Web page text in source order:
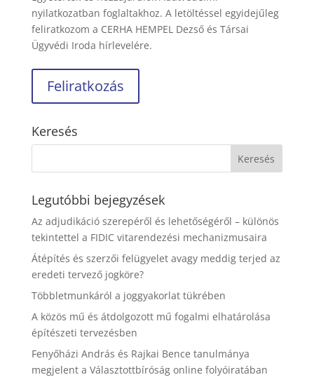
nyilatkozatban foglaltakhoz. A letöltéssel egyidejűleg
feliratkozom a CERHA HEMPEL Dezső és Társai
Ügyvédi Iroda hírlevelére.
Keresés
Legutóbbi bejegyzések
Az adjudikáció szerepéről és lehetőségéről – különös
tekintettel a FIDIC vitarendezési mechanizmusaira
Átépítés és szerzői felügyelet avagy meddig terjed az
eredeti tervező jogköre?
Többletmunkáról a joggyakorlat tükrében
A közös mű és átdolgozott mű fogalmi elhatárolása
építészeti tervezésben
Fenyőházi András és Rajkai Bence tanulmánya
megjelent a Választottbíróság online folyóiratában